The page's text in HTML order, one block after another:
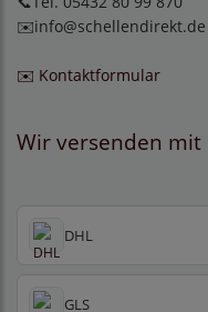
✉️info@schellendirekt.de
✉️ Kontaktformular
Wir versenden mit
DHL
GLS